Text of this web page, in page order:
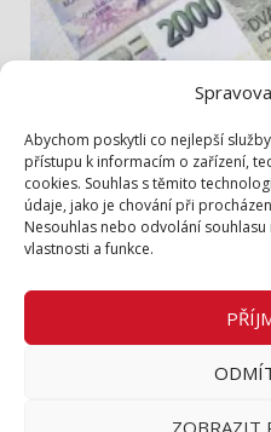
Abychom poskytli co nejlepší
přístupu k informacím o zařízení,
cookies. Souhlas s těmito
údaje, jako je chování při
Nesouhlas nebo odvolání
vlastnosti a funkce.
ZOBRAZIT
Zastupitelé jednali hlavně
1. 8. 2026
Zásady
Zásady
Inzerce v